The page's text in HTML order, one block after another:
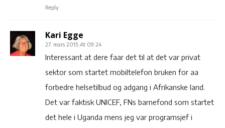
Reply
Kari Egge
27. mars 2015 At 09:24
Interessant at dere faar det til at det var privat
sektor som startet mobiltelefon bruken for aa
forbedre helsetilbud og adgang i Afrikanske land.
Det var faktisk UNICEF, FNs barnefond som startet
det hele i Uganda mens jeg var programsjef i